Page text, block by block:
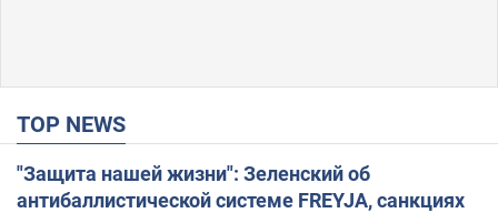
TOP NEWS
"Защита нашей жизни": Зеленский об
антибаллистической системе FREYJA, санкциях